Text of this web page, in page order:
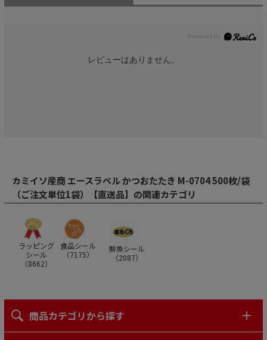
レビューはありません。
カミイソ産商 エースラベル かつおたたき M-0704 500枚/袋
（ご注文単位1袋）【直送品】の関連カテゴリ
ラッピング
シール
（8662）
食品シール
（7175）
鮮魚シール
（2087）
商品カテゴリから探す